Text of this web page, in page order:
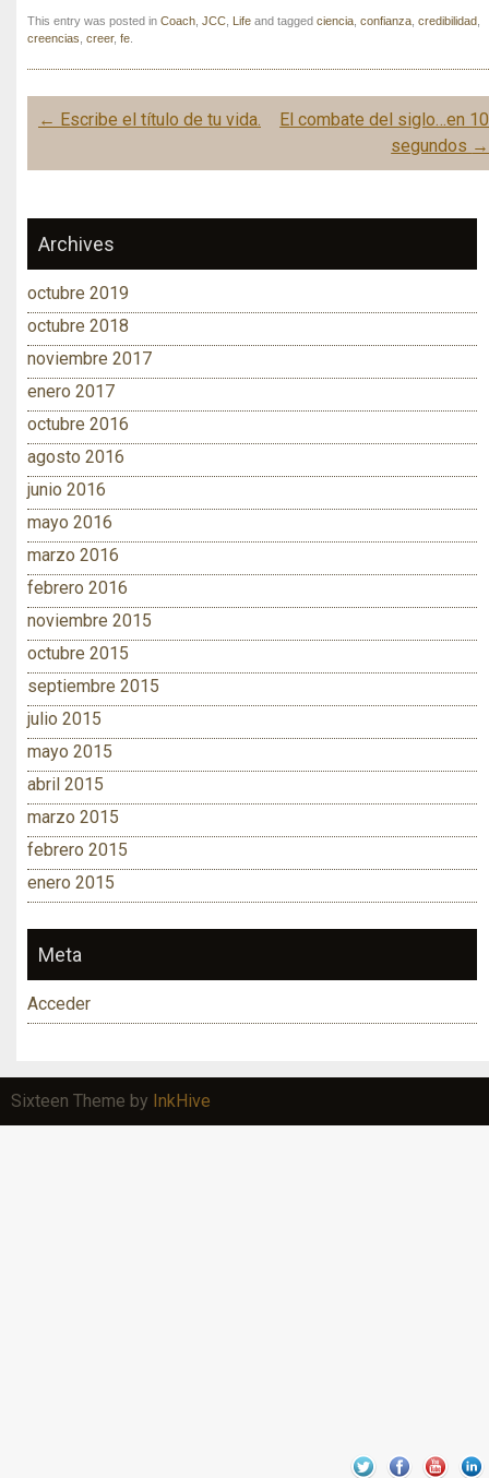
This entry was posted in Coach JCC Life and tagged ciencia confianza credibilidad
creencias creer, fe
Post navigation
← Escribe el título de tu vida.
El combate del siglo…en 10
segundos →
Archives
octubre 2019
octubre 2018
noviembre 2017
enero 2017
octubre 2016
agosto 2016
junio 2016
mayo 2016
marzo 2016
febrero 2016
noviembre 2015
octubre 2015
septiembre 2015
julio 2015
mayo 2015
abril 2015
marzo 2015
febrero 2015
enero 2015
Meta
Acceder
Sixteen Theme by InkHive